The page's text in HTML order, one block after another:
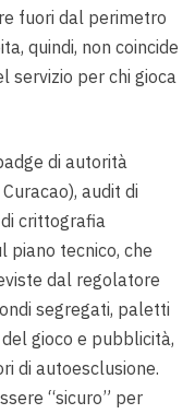
fuori dal perimetro
quindi, non coincide
servizio per chi gioca
di autorità
audit di
crittografia
piano tecnico, che
dal regolatore
segregati, paletti
gioco e pubblicità,
di autoesclusione.
“sicuro” per